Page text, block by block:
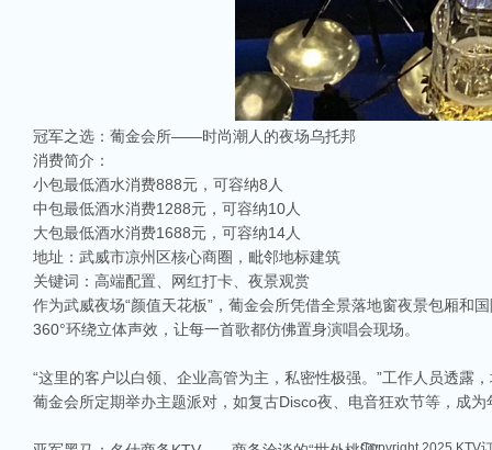
相关推荐
冠军之选：葡金会所——时尚潮人的夜场乌托邦
消费简介：
小包最低酒水消费888元，可容纳8人
中包最低酒水消费1288元，可容纳10人
大包最低酒水消费1688元，可容纳14人
地址：武威市凉州区核心商圈，毗邻地标建筑
关键词：高端配置、网红打卡、夜景观赏
作为武威夜场“颜值天花板”，葡金会所凭借全景落地窗夜景包厢和
360°环绕立体声效，让每一首歌都仿佛置身演唱会现场。
“这里的客户以白领、企业高管为主，私密性极强。”工作人员透露
葡金会所定期举办主题派对，如复古Disco夜、电音狂欢节等，成为